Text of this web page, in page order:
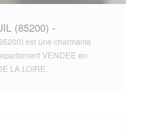
(85200) -
est une charmante
VENDEE en
LA LOIRE.